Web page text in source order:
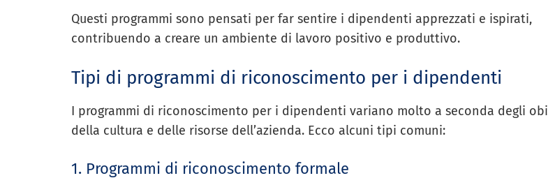
Questi programmi sono pensati per far sentire i dipendenti apprezzati e ispirati,
contribuendo a creare un ambiente di lavoro positivo e produttivo.
Tipi di programmi di riconoscimento per i dipendenti
I programmi di riconoscimento per i dipendenti variano molto a seconda degli
della cultura e delle risorse dell’azienda. Ecco alcuni tipi comuni:
1. Programmi di riconoscimento formale